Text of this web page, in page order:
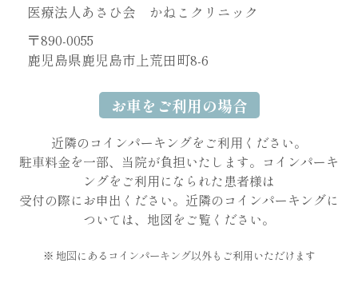
医療法人あさひ会 かねこクリニック
〒890-0055
鹿児島県鹿児島市上荒田町8-6
お車をご利用の場合
近隣のコインパーキングをご利用ください。
駐車料金を一部、当院が負担いたします。コインパーキ
ングをご利用になられた患者様は
受付の際にお申出ください。近隣のコインパーキングに
ついては、地図をご覧ください。
※ 地図にあるコインパーキング以外もご利用いただけます